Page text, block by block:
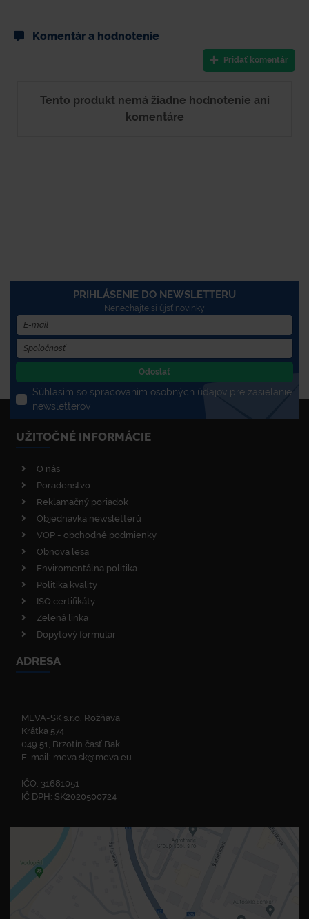
Komentár a hodnotenie
Pridať komentár
Tento produkt nemá žiadne hodnotenie ani
komentáre
PRIHLÁSENIE DO NEWSLETTERU
Nenechajte si újsť novinky
Odoslať
Súhlasím so spracovaním osobných údajov pre zasielanie
newsletterov
UŽITOČNÉ INFORMÁCIE
O nás
Poradenstvo
Reklamačný poriadok
Objednávka newsletterů
VOP - obchodné podmienky
Obnova lesa
Enviromentálna politika
Politika kvality
ISO certifikáty
Zelená linka
Dopytový formulár
ADRESA
MEVA-SK s.r.o. Rožňava
Krátka 574
049 51, Brzotín časť Bak
E-mail: meva.sk@meva.eu
IČO: 31681051
IČ DPH: SK2020500724